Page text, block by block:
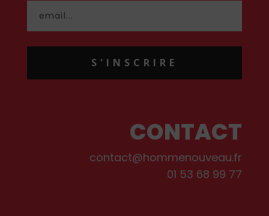
S'INSCRIRE
CONTACT
contact@hommenouveau.fr
01 53 68 99 77